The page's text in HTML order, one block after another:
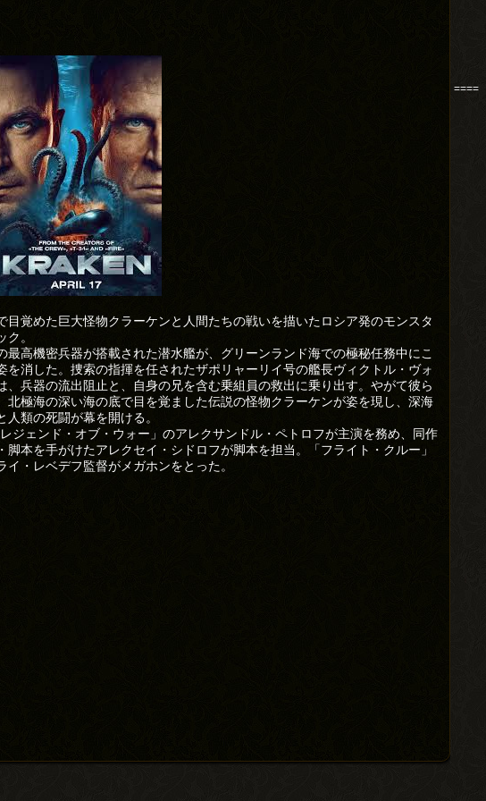
目覚めた巨大怪物クラーケンと人間たちの戦いを描いたロシア発のモンスタ
ク。
最高機密兵器が搭載された潜水艦が、グリーンランド海での極秘任務中にこ
を消した。捜索の指揮を任されたザポリャーリイ号の艦長ヴィクトル・ヴォ
、兵器の流出阻止と、自身の兄を含む乗組員の救出に乗り出す。やがて彼ら
北極海の深い海の底で目を覚ました伝説の怪物クラーケンが姿を現し、深海
人類の死闘が幕を開ける。
ジェンド・オブ・ウォー」のアレクサンドル・ペトロフが主演を務め、同作
脚本を手がけたアレクセイ・シドロフが脚本を担当。「フライト・クルー」
イ・レベデフ監督がメガホンをとった。
====